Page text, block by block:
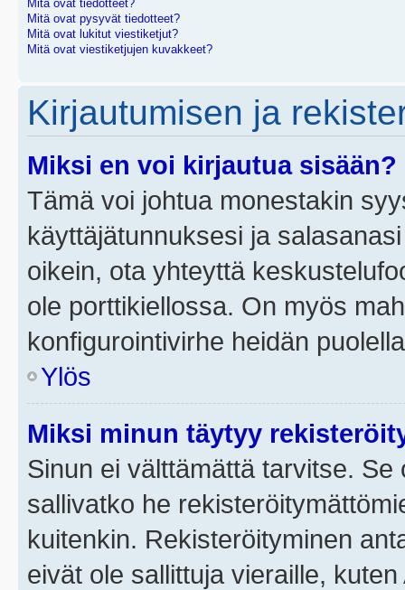
Mitä ovat tiedotteet?
Mitä ovat pysyvät tiedotteet?
Mitä ovat lukitut viestiketjut?
Mitä ovat viestiketjujen kuvakkeet?
Kirjautumisen ja
Miksi en voi kirjautua sisään?
Tämä voi johtua monestakin
käyttäjätunnuksesi ja
oikein, ota yhteyttä
ole porttikiellossa. On myös
konfigurointivirhe heidän
Ylös
Miksi minun täytyy
Sinun ei välttämättä tarvitse.
sallivatko he
kuitenkin. Rekisteröityminen
eivät ole sallittuja vieraille,